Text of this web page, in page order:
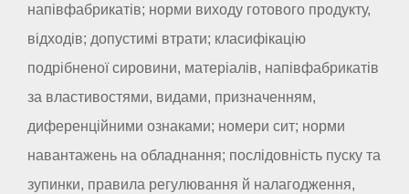
напівфабрикатів; норми виходу готового продукту,
відходів; допустимі втрати; класифікацію
подрібненої сировини, матеріалів, напівфабрикатів
за властивостями, видами, призначенням,
диференційними ознаками; номери сит; норми
навантажень на обладнання; послідовність пуску та
зупинки, правила регулювання й налагодження,